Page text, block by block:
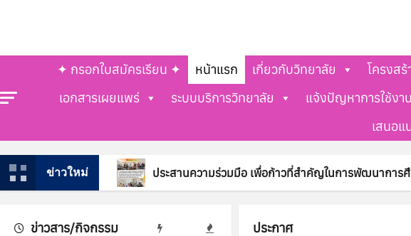
✦ กรอกใบสมัครเรียน ✦ หน้าแรก เกี่ยวกับวิทยาลัย โครงส
เอกสารเผยแพร่
ระบบบริการวิทยาลัย แจ้งปัญหาการใช้งา
เสนอแ
ข่าวใหม่ ประสานความร่วมมือ เพื่อก้าวที่สำคัญในการพัฒนาการ
ข่าวสาร/กิจกรรม ประกาศ